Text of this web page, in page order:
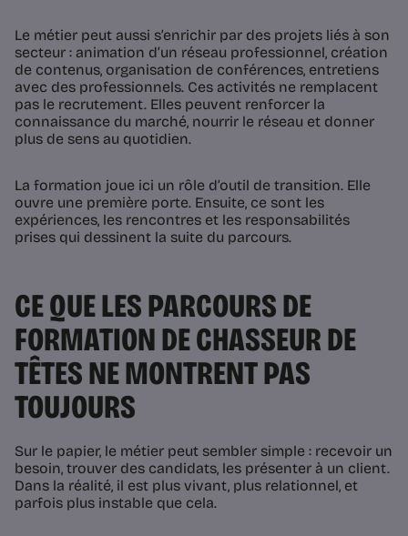
Le métier peut aussi s’enrichir par des projets liés à son
secteur : animation d’un réseau professionnel, création
de contenus, organisation de conférences, entretiens
avec des professionnels. Ces activités ne remplacent
pas le recrutement. Elles peuvent renforcer la
connaissance du marché, nourrir le réseau et donner
plus de sens au quotidien.
La formation joue ici un rôle d’outil de transition. Elle
ouvre une première porte. Ensuite, ce sont les
expériences, les rencontres et les responsabilités
prises qui dessinent la suite du parcours.
CE QUE LES PARCOURS DE
FORMATION DE CHASSEUR DE
TÊTES NE MONTRENT PAS
TOUJOURS
Sur le papier, le métier peut sembler simple : recevoir un
besoin, trouver des candidats, les présenter à un client.
Dans la réalité, il est plus vivant, plus relationnel, et
parfois plus instable que cela.